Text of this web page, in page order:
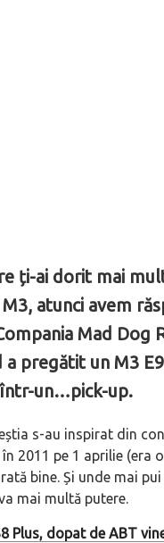
ți-ai dorit mai
atunci avem
Mad Dog
a pregătit un M3
un…pick-up.
s-au inspirat din
2011 pe 1 aprilie (era
bine. Și unde mai
mai multă putere.
Plus, dopat de ABT